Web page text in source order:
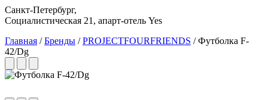
Санкт-Петербург,
Социалистическая 21, апарт-отель Yes
Главная / Бренды / PROJECTFOURFRIENDS / Футболка F-
42/Dg